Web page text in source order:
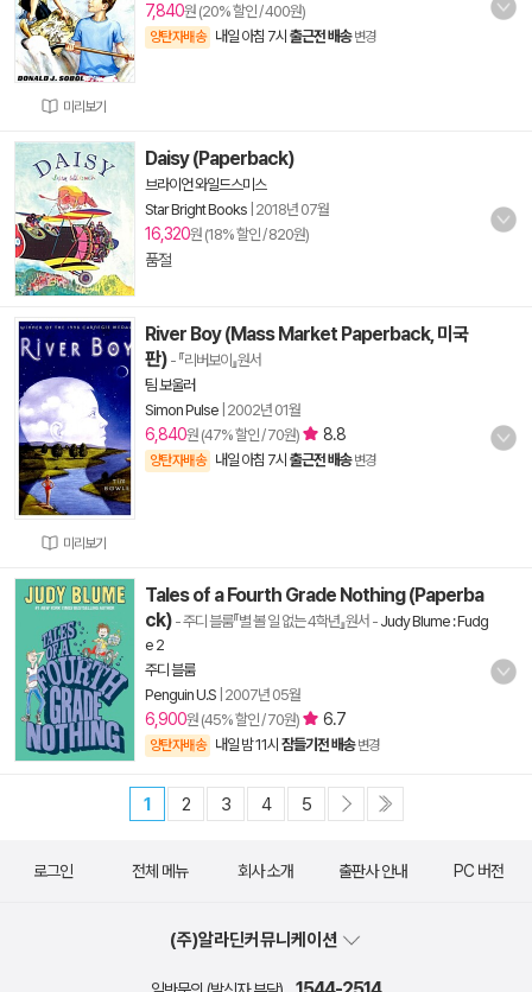
미리보기
7,840원 (20% 할인 / 400원)
양탄자배송 내일 아침 7시 출근전 배송 변경
Daisy (Paperback)
브라이언 와일드스미스
Star Bright Books 2018년 07월
16,320원 (18% 할인 / 820원)
품절
미리보기
River Boy (Mass Market Paperback, 미국
판) - 『리버보이』원서
팀 보울러
Simon Pulse 2002년 01월
6,840원 (47% 할인 / 70원) 8.8
양탄자배송 내일 아침 7시 출근전 배송 변경
Tales of a Fourth Grade Nothing (Paperba
ck) - 주디 블룸『별 볼 일 없는 4학년』원서 - Judy Blume : Fudg
e 2
주디 블룸
Penguin U.S 2007년 05월
6,900원 (45% 할인 / 70원) 6.7
양탄자배송 내일 밤 11시 잠들기전 배송 변경
1 2 3 4 5
로그인 전체 메뉴 회사 소개 출판사 안내 PC 버전
(주)알라딘커뮤니케이션